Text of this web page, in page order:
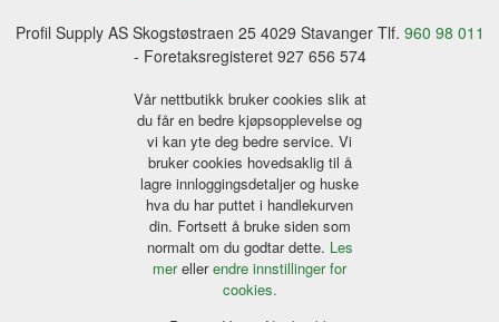
Profil Supply AS Skogstøstraen 25 4029 Stavanger Tlf. 960 98 011
- Foretaksregisteret 927 656 574
Vår nettbutikk bruker cookies slik at
du får en bedre kjøpsopplevelse og
vi kan yte deg bedre service. Vi
bruker cookies hovedsaklig til å
lagre innloggingsdetaljer og huske
hva du har puttet i handlekurven
din. Fortsett å bruke siden som
normalt om du godtar dette. Les
merellerendre innstillinger for
cookies.